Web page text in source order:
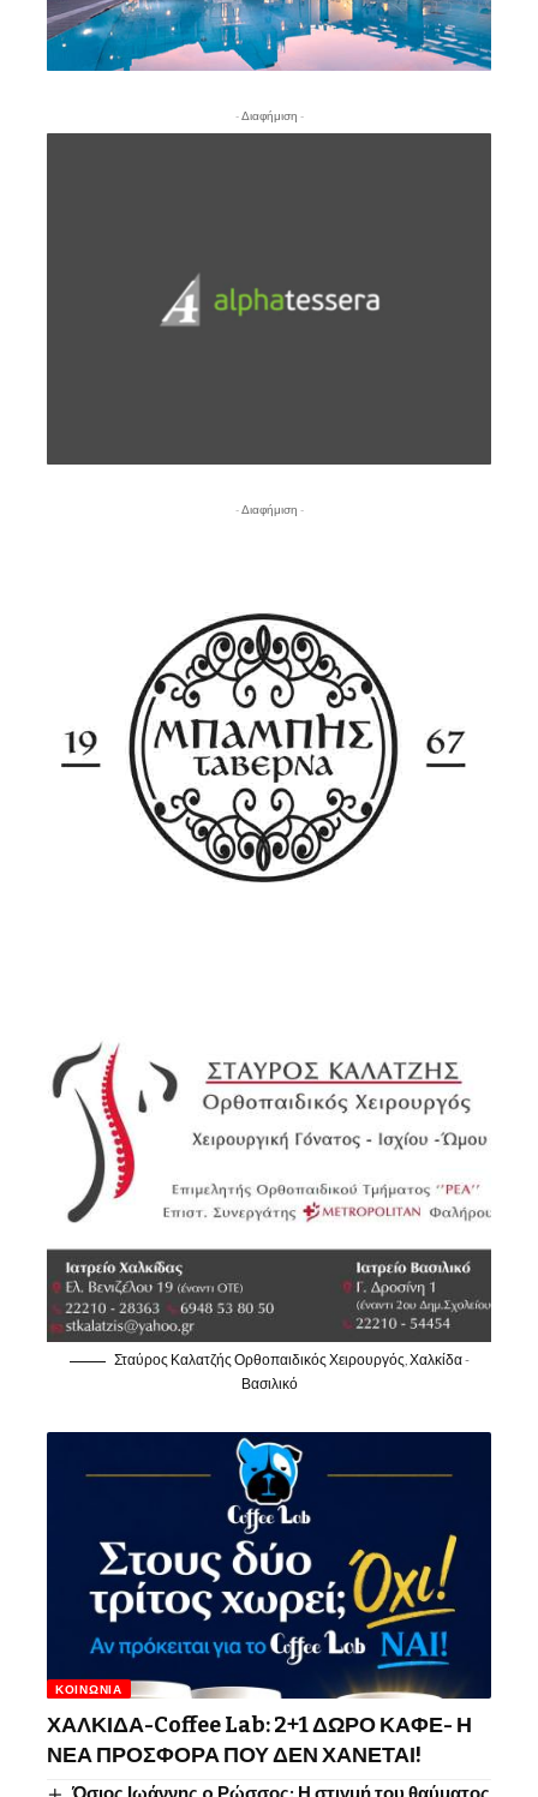
- Διαφήμιση -
- Διαφήμιση -
Σταύρος Καλατζής Ορθοπαιδικός Χειρουργός, Χαλκίδα -
Βασιλικό
ΚΟΙΝΩΝΊΑ
ΧΑΛΚΙΔΑ-Coffee Lab: 2+1 ΔΩΡΟ ΚΑΦΕ- Η
ΝΕΑ ΠΡΟΣΦΟΡΑ ΠΟΥ ΔΕΝ ΧΑΝΕΤΑΙ!